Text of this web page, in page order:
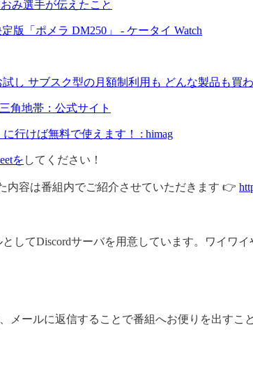
み選手が伝えたこと
「ポメラ DM250」 - ケータイ Watch
し サブスク型の月額制利用も どんな製品も買
角地帯：公式サイト
行けば無料で使えます！ : himag
を してください！
内容は番組内でご紹介させていただきます 👉
してDiscordサーバを用意しています。ワイワ
メールに返信することで番組へお便りを出すこ